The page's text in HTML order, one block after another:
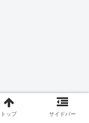
トップ サイドバー